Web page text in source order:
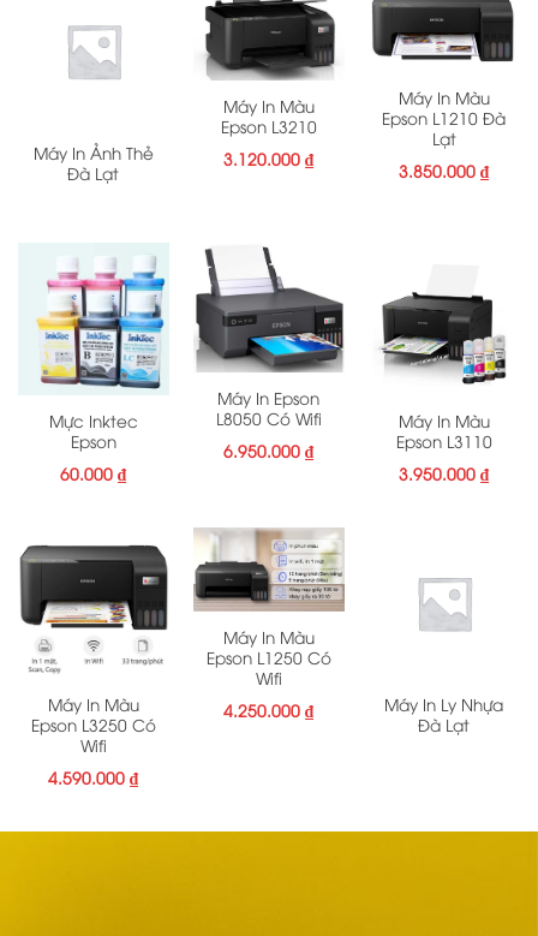
Máy In Ảnh Thẻ
Đà Lạt
Máy In Màu
Epson L3210
3.120.000₫
Máy In Màu
Epson L1210 Đà
Lạt
3.850.000₫
Mực Inktec
Epson
60.000₫
Máy In Epson
L8050 Có Wifi
6.950.000₫
Máy In Màu
Epson L3110
3.950.000₫
Máy In Màu
Epson L3250 Có
Wifi
4.590.000₫
Máy In Màu
Epson L1250 Có
Wifi
4.250.000₫
Máy In Ly Nhựa
Đà Lạt